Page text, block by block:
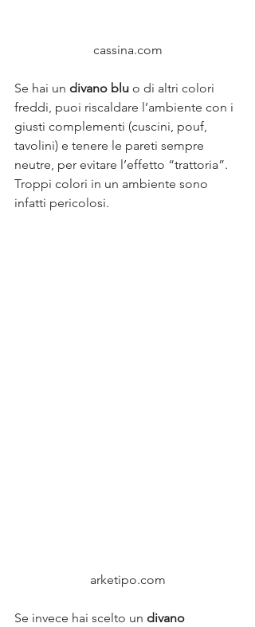
cassina.com
Se hai un divano blu o di altri colori
freddi, puoi riscaldare l’ambiente con i
giusti complementi (cuscini, pouf,
tavolini) e tenere le pareti sempre
neutre, per evitare l’effetto “trattoria”.
Troppi colori in un ambiente sono
infatti pericolosi.
arketipo.com
Se invece hai scelto un divano